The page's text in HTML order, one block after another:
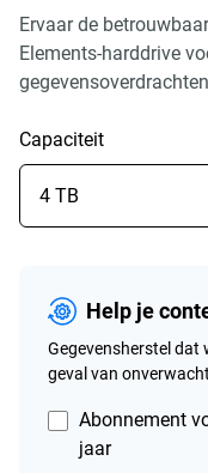
Ervaar de
Elements-harddrive
Capaciteit
Help je
Gegevensherstel dat
geval van
Abonnement
jaar